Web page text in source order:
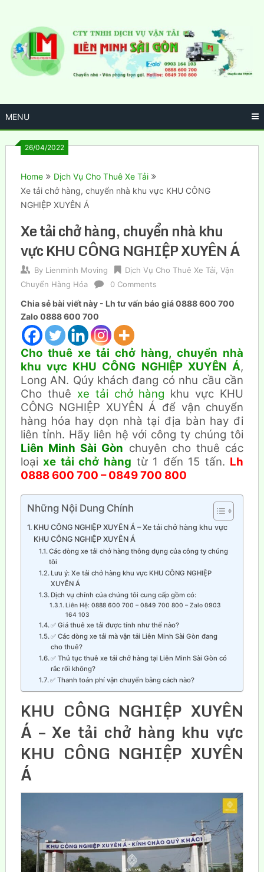
content
MENU
26/04/2022
Home
Dịch Vụ Cho Thuê Xe Tải
Xe tải chở hàng, chuyển nhà khu vực KHU CÔNG
NGHIỆP XUYÊN Á
Xe tải chở hàng, chuyển nhà khu
vực KHU CÔNG NGHIỆP XUYÊN Á
By Lienminh Moving Dịch Vụ Cho Thuê Xe Tải Vận
Chuyển Hàng Hóa
0 Comments
Chia sẻ bài viết này - Lh tư vấn báo giá 0888 600 700
Zalo 0888 600 700
Cho thuê xe tải chở hàng, chuyển nhà
khu vực KHU CÔNG NGHIỆP XUYÊN Á,
Long AN. Qúy khách đang có nhu cầu cần
Cho thuê xe tải chở hàng khu vực KHU
CÔNG NGHIỆP XUYÊN Á để vận chuyển
hàng hóa hay dọn nhà tại địa bàn hay đi
liên tỉnh. Hãy liên hệ với công ty chúng tôi
Liên Minh Sài Gòn chuyên cho thuê các
loạixe tải chở hàng từ 1 đến 15 tấn. Lh
0888 600 700 – 0849 700 800
Những Nội Dung Chính
KHU CÔNG NGHIỆP XUYÊN Á – Xe tải chở hàng khu vực
KHU CÔNG NGHIỆP XUYÊN Á
Các dòng xe tải chở hàng thông dụng của công ty chúng
tôi
Lưu ý: Xe tải chở hàng khu vực KHU CÔNG NGHIỆP
XUYÊN Á
Dịch vụ chính của chúng tôi cung cấp gồm có:
Liên Hệ: 0888 600 700 – 0849 700 800 – Zalo 0903
164 103
✅ Giá thuê xe tải được tính như thế nào?
✅ Các dòng xe tải mà vận tải Liên Minh Sài Gòn đang
cho thuê?
✅ Thủ tục thuê xe tải chở hàng tại Liên Minh Sài Gòn có
rắc rối không?
✅ Thanh toán phí vận chuyển bằng cách nào?
KHU CÔNG NGHIỆP XUYÊN
Á – Xe tải chở hàng khu vực
KHU CÔNG NGHIỆP XUYÊN
Á